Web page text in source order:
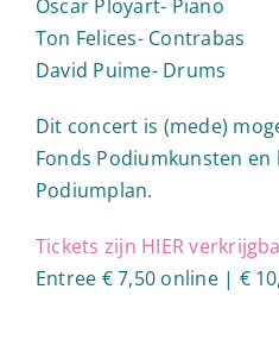
Oscar Ployart- Piano
Ton Felices- Contrabas
David Puime- Drums
Dit concert is (mede)
Fonds Podiumkunsten en
Podiumplan.
Tickets zijn HIER
Entree € 7,50 online | €